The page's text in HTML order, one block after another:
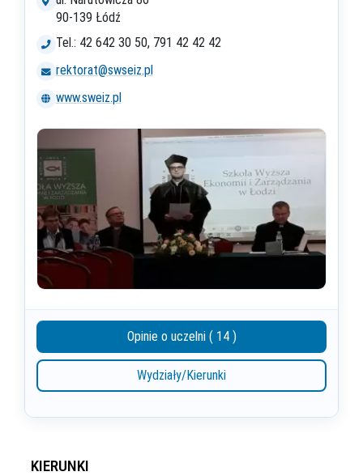
90-139 Łódź
Tel.: 42 642 30 50, 791 42 42 42
rektorat@swseiz.pl
www.sweiz.pl
Opinie o uczelni ( 14 )
Wydziały/Kierunki
KIERUNKI